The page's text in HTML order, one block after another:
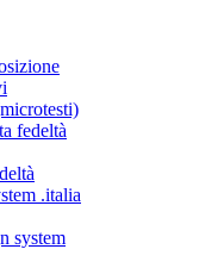
fedeltà
.italia
system